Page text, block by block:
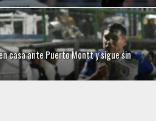
casa ante Puerto Montt y sigue sin